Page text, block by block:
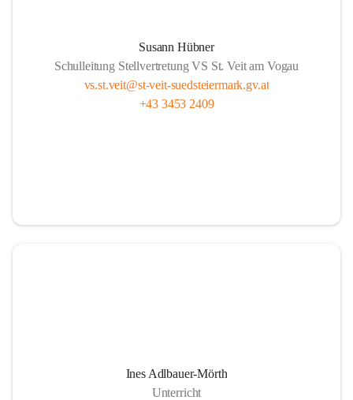
Susann Hübner
Schulleitung Stellvertretung VS St. Veit am Vogau
vs.st.veit@st-veit-suedsteiermark.gv.at
+43 3453 2409
Ines Adlbauer-Mörth
Unterricht